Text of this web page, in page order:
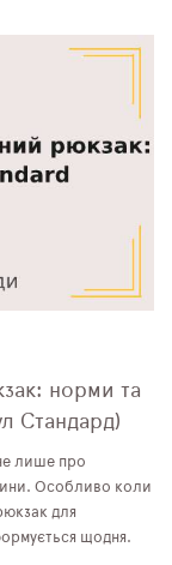
норми та
Стандард)
лише про
Особливо коли
для
щодня.